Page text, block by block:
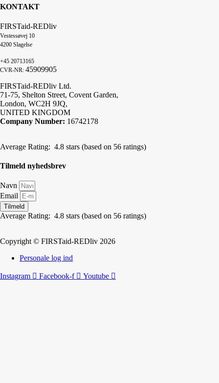
KONTAKT
FIRSTaid-REDliv
Vestessøvej 10
4200 Slagelse
+45 20713165
CVR-NR: 45909905
FIRSTaid-REDliv Ltd.
71-75, Shelton Street, Covent Garden,
London, WC2H 9JQ,
UNITED KINGDOM
Company Number: 16742178
Average Rating: 4.8 stars (based on 56 ratings)
Tilmeld nyhedsbrev
Navn
Email
Tilmeld
Average Rating: 4.8 stars (based on 56 ratings)
Copyright © FIRSTaid-REDliv 2026
Personale log ind
Instagram Facebook-f Youtube